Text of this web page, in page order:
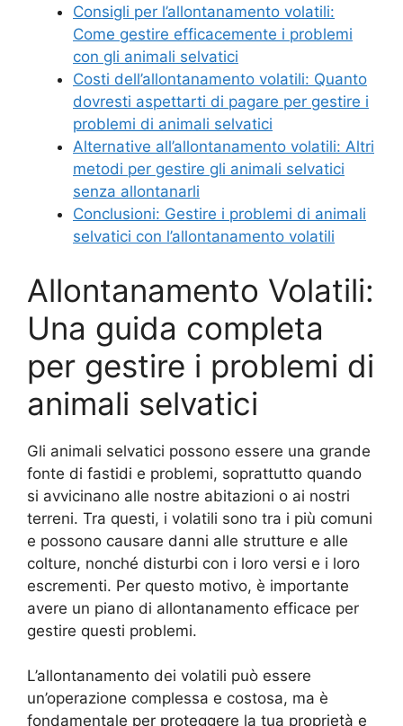
Consigli per l’allontanamento volatili:
Come gestire efficacemente i problemi
con gli animali selvatici
Costi dell’allontanamento volatili: Quanto
dovresti aspettarti di pagare per gestire i
problemi di animali selvatici
Alternative all’allontanamento volatili: Altri
metodi per gestire gli animali selvatici
senza allontanarli
Conclusioni: Gestire i problemi di animali
selvatici con l’allontanamento volatili
Allontanamento Volatili:
Una guida completa
per gestire i problemi di
animali selvatici
Gli animali selvatici possono essere una grande
fonte di fastidi e problemi, soprattutto quando
si avvicinano alle nostre abitazioni o ai nostri
terreni. Tra questi, i volatili sono tra i più comuni
e possono causare danni alle strutture e alle
colture, nonché disturbi con i loro versi e i loro
escrementi. Per questo motivo, è importante
avere un piano di allontanamento efficace per
gestire questi problemi.
L’allontanamento dei volatili può essere
un’operazione complessa e costosa, ma è
fondamentale per proteggere la tua proprietà e